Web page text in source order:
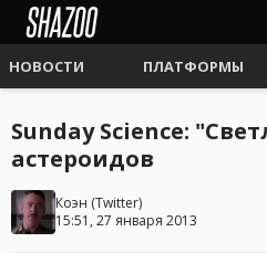
НОВОСТИ ПЛАТФОРМЫ
Sunday Science:
астероидов
Коэн (Twitter)
15:51, 27 января 2013